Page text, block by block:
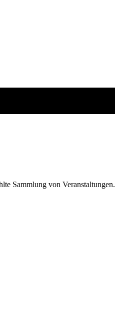
Sammlung von Veranstaltungen.